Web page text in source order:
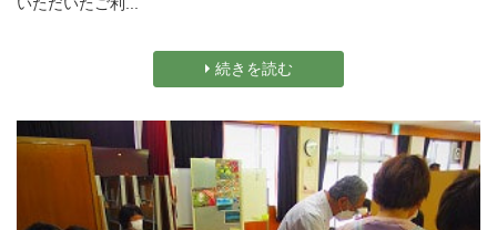
続きを読む